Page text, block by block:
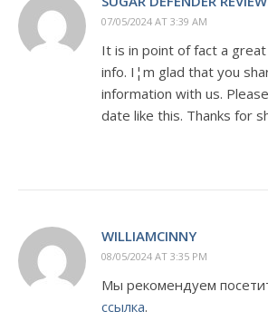
07/05/2024 AT 3:39 AM
It is in point of fact a
info. I¦m glad that you
information with us.
date like this. Thanks for
WILLIAMCINNY
08/05/2024 AT 3:35 PM
Мы рекомендуем
ссылка.